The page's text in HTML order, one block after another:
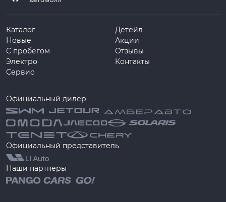
Каталог
Новые
С пробегом
Электро
Сервис
Детейл
Акции
Отзывы
Контакты
Официальный дилер
Официальный представитель
Наши партнеры